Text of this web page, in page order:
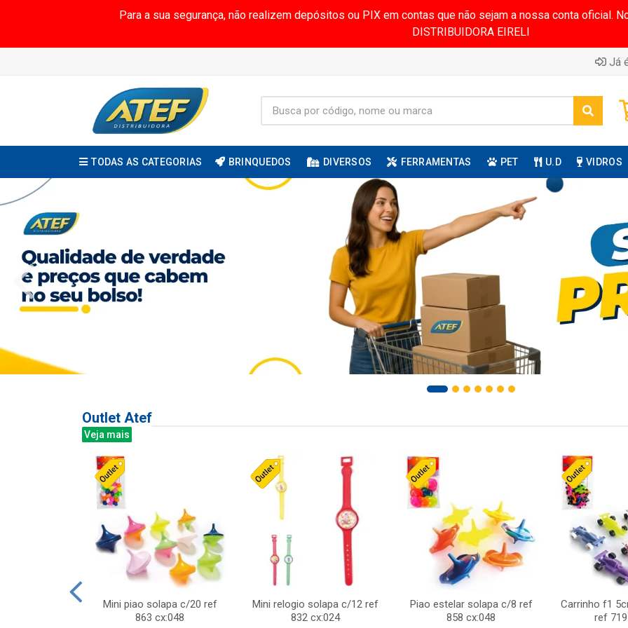
Para a sua segurança, não realizem depósitos ou PIX em contas que não sejam a nossa conta oficial.
DISTRIBUIDORA EIRELI
Já
TODAS AS CATEGORIAS BRINQUEDOS DIVERSOS FERRAMENTAS PET U.D VIDROS
Outlet Atef
Veja mais
Mini piao solapa c/20 ref
863 cx:048
Mini relogio solapa c/12 ref
832 cx:024
Piao estelar solapa c/8 ref
858 cx:048
Carrinho f1
ref